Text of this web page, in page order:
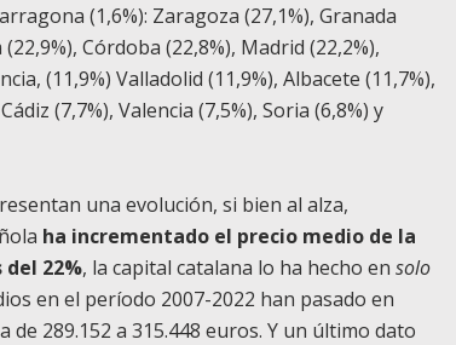
(1,6%): Zaragoza (27,1%), Granada
Córdoba (22,8%), Madrid (22,2%),
(11,9%) Valladolid (11,9%), Albacete (11,7%),
(7,7%), Valencia (7,5%), Soria (6,8%) y
una evolución, si bien al alza,
ha incrementado el precio medio de la
del 22%, la capital catalana lo ha hecho en solo
en el período 2007-2022 han pasado en
de 289.152 a 315.448 euros. Y un último dato